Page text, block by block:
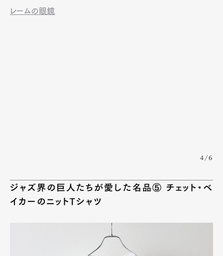
レームの眼鏡
4/6
ジャズ界の巨人たちが愛した名品⑤ チェット・ベ
イカーのニットTシャツ